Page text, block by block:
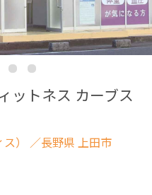
ットネス カーブス
） ／長野県 上田市